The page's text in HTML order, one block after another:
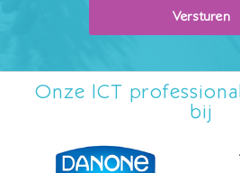
Onze ICT
bij